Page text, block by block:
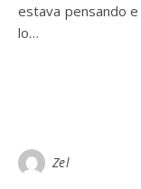
estava pensando
lo…
Zel